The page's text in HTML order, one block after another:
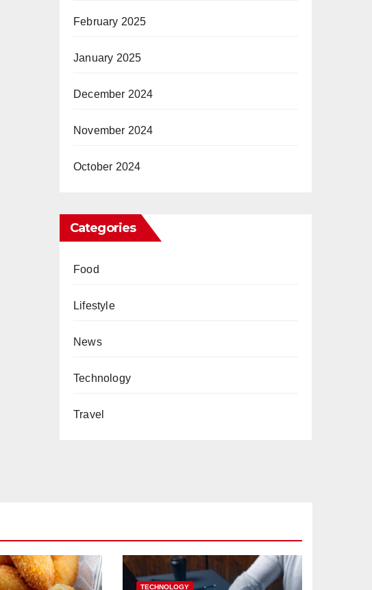
February 2025
January 2025
December 2024
November 2024
October 2024
Categories
Food
Lifestyle
News
Technology
Travel
TECHNOLOGY